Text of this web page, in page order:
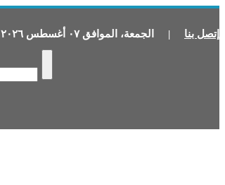
إتصل بنا | الجمعة، الموافق ٠٧ أغسطس ٢٠٢٦